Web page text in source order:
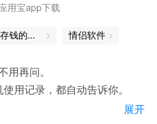
远我们都要互道早晚安~
做一件事，每天互相提醒。
的小小美好，给未来的我们写
，也可以及时提醒他给足女朋
用宝app下载
情侣存钱的软件 情侣软件
用再问。
用记录，都自动告诉你。
展开